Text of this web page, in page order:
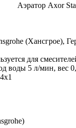
Аэратор Axor
(Хансгрое),
для
воды 5 л/мин, вес